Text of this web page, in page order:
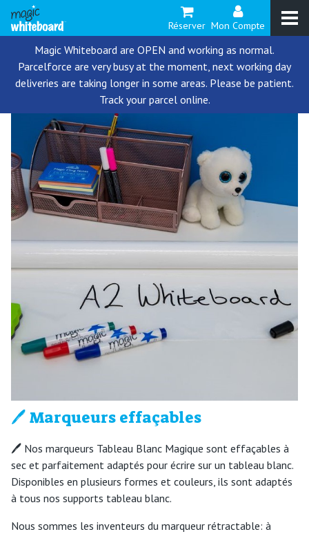
Réserver Mon Compte
Magic Whiteboard are OPEN and working as normal.
Parcelforce are very busy at the moment, next working day
deliveries are taking longer in some areas. Please be patient.
Track your parcel online.
🖊️ Marqueurs effaçables
🖊️ Nos marqueurs Tableau Blanc Magique sont effaçables à
sec et parfaitement adaptés pour écrire sur un tableau blanc.
Disponibles en plusieurs formes et couleurs, ils sont adaptés
à tous nos supports tableau blanc.
Nous sommes les inventeurs du marqueur rétractable: à